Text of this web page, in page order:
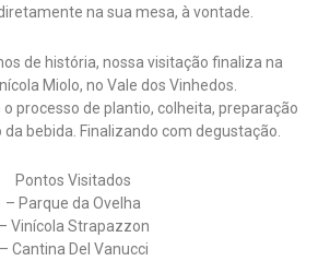
na sua mesa, à vontade.
de história, nossa visitação finaliza na
Miolo, no Vale dos Vinhedos.
processo de plantio, colheita, preparação
bebida. Finalizando com degustação.
Pontos Visitados
– Parque da Ovelha
– Vinícola Strapazzon
– Cantina Del Vanucci